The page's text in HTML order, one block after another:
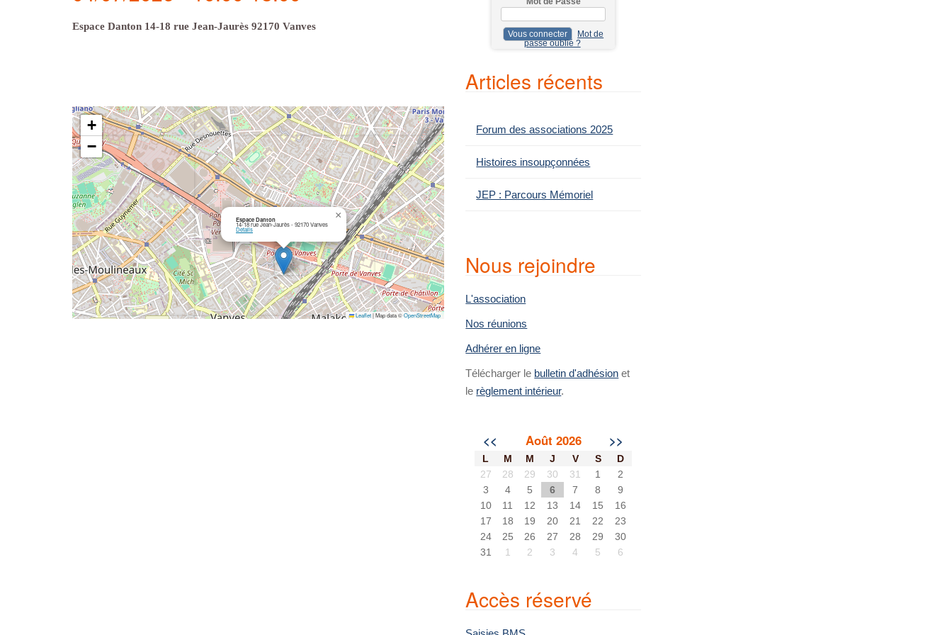
Espace Danton 14-18 rue Jean-Jaurès 92170 Vanves
Espace Danton
14-18 rue Jean-Jaurès - 92170 Vanves
Details
×
+
−
Leaflet |Map data ©OpenStreetMap
o
Mot de
passe oublié ?
Articles récents
Forum des associations 2025
Histoires insoupçonnées
JEP : Parcours Mémoriel
Nous rejoindre
L'association
Nos réunions
Adhérer en ligne
Télécharger le bulletin d'adhésion et
le règlement intérieur.
<< Août 2026 >>
L M M J V S
D
27
28 29 30 31 1
2
3
4 5 6 7 8
9
10
11 12 13 14 15
16
17
18 19 20 21 22
23
24
25 26 27 28 29
30
31
1 2 3 4 5 6
Accès réservé